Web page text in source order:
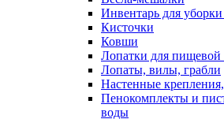
Инвентарь для
Кисточки
Ковши
Лопатки для
Лопаты, вилы, грабли
Настенные
Пенокомплекты и
воды